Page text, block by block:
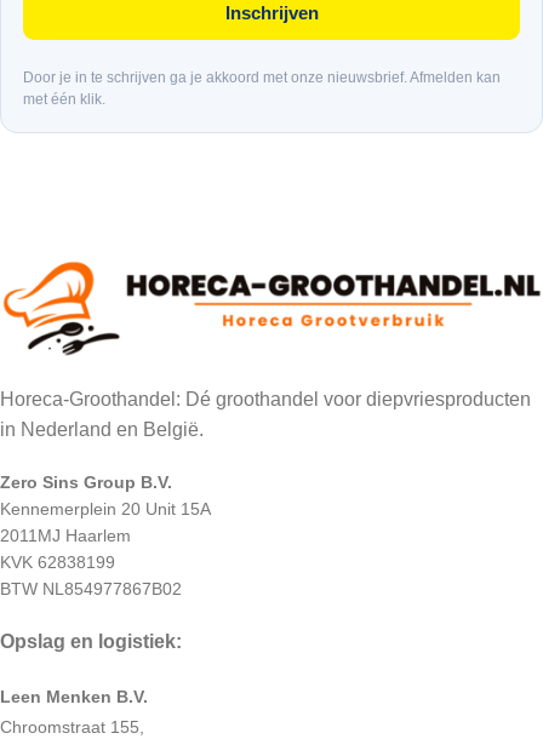
Inschrijven
Door je in te schrijven ga je akkoord met onze nieuwsbrief. Afmelden kan
met één klik.
Horeca-Groothandel: Dé groothandel voor diepvriesproducten
in Nederland en België.
Zero Sins Group B.V.
Kennemerplein 20 Unit 15A
2011MJ Haarlem
KVK 62838199
BTW NL854977867B02
Opslag en logistiek:
Leen Menken B.V.
Chroomstraat 155,